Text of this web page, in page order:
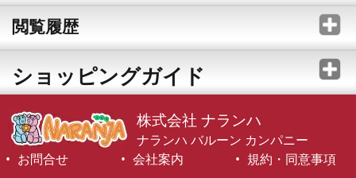
閲覧履歴
ショッピングガイド
株式会社 ナランハ
ナランハ バルーン カンパニー
お問合せ
会社案内
規約・同意事項